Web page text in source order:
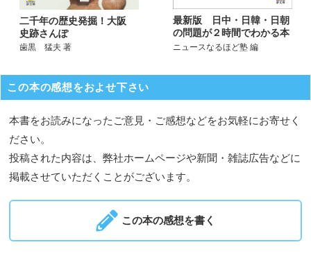
二千年の歴史発掘！大阪
史跡さんぽ
歯黒 猛夫 著
最新版 日中・日韓・日朝
の問題が２時間でわかる本
ニュースなるほど塾 編
この本の感想をおよせ下さい
本書をお読みになったご意見・ご感想などをお気軽にお寄せく
ださい。
投稿された内容は、弊社ホームページや新聞・雑誌広告などに
掲載させていただくことがございます。
この本の感想を書く